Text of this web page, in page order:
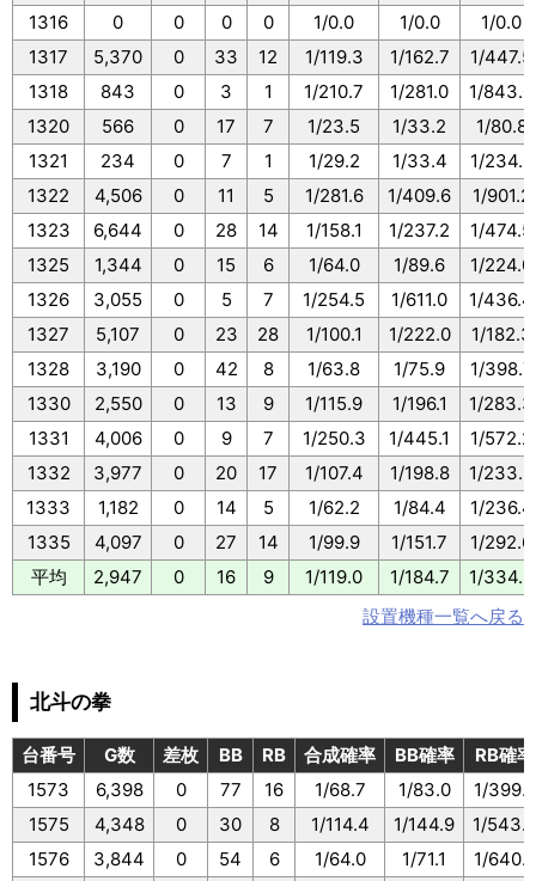
1316 0 0 0 0 1/0.0 1/0.0
1/0.0
1317
5,370 0 33 12 1/119.3 1/162.7
1/447.5
1318
843 0 3 1 1/210.7 1/281.0
1/843.0
1320
566 0 17 7 1/23.5 1/33.2
1/80.8
1321
234 0 7 1 1/29.2 1/33.4
1/234.0
1322
4,506 0 11 5 1/281.6 1/409.6
1/901.2
1323
6,644 0 28 14 1/158.1 1/237.2
1/474.5
1325
1,344 0 15 6 1/64.0 1/89.6
1/224.0
1326
3,055 0 5 7 1/254.5 1/611.0
1/436.4
1327
5,107 0 23 28 1/100.1 1/222.0
1/182.3
1328
3,190 0 42 8 1/63.8 1/75.9
1/398.7
1330
2,550 0 13 9 1/115.9 1/196.1
1/283.3
1331
4,006 0 9 7 1/250.3 1/445.1
1/572.2
1332
3,977 0 20 17 1/107.4 1/198.8
1/233.9
1333
1,182 0 14 5 1/62.2 1/84.4
1/236.4
1335
4,097 0 27 14 1/99.9 1/151.7
1/292.6
平均
2,947 0 16 9 1/119.0 1/184.7
1/334.8
設置機種一覧へ戻る
北斗の拳
台番号 G数 差枚 BB RB 合成確率 BB確率
RB確率
1573
6,398 0 77 16 1/68.7 1/83.0
1/399.8
1575
4,348 0 30 8 1/114.4 1/144.9
1/543.5
1576
3,844 0 54 6 1/64.0 1/71.1
1/640.6